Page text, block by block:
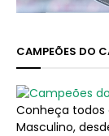
CAMPEÕES DO
Conheça todos
Masculino,